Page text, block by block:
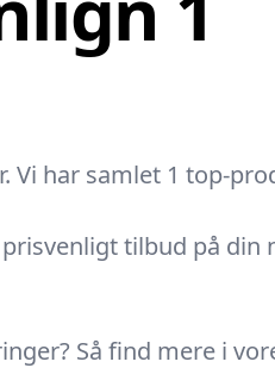
har samlet 1 top-
tilbud på
Så find mere i